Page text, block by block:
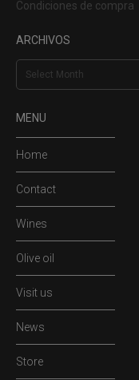
Condiciones de compra
ARCHIVOS
Archivos
MENU
Home
Contact
Wines
Olive oil
Visit us
News
Store